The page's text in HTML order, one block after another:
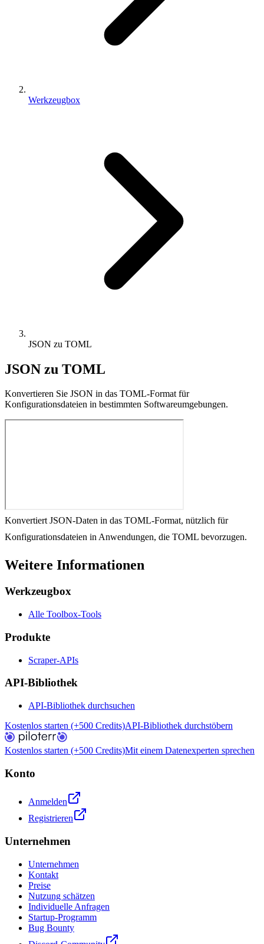
Werkzeugbox
JSON zu TOML
JSON zu TOML
Konvertieren Sie JSON in das TOML-Format für
Konfigurationsdateien in bestimmten Softwareumgebungen.
Konvertiert JSON-Daten in das TOML-Format, nützlich für
Konfigurationsdateien in Anwendungen, die TOML bevorzugen.
Weitere Informationen
Werkzeugbox
Alle Toolbox-Tools
Produkte
Scraper-APIs
API-Bibliothek
API-Bibliothek durchsuchen
Kostenlos starten (+500 Credits)API-Bibliothek durchstöbern
Kostenlos starten (+500 Credits)Mit einem Datenexperten sprechen
Konto
Anmelden
Registrieren
Unternehmen
Unternehmen
Kontakt
Preise
Nutzung schätzen
Individuelle Anfragen
Startup-Programm
Bug Bounty